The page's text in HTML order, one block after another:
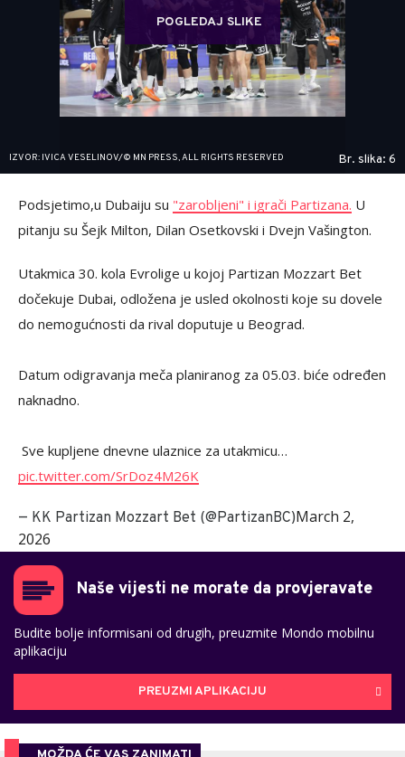
POGLEDAJ SLIKE
IZVOR: IVICA VESELINOV/© MN PRESS, ALL RIGHTS RESERVED Br. slika: 6
Podsjetimo,u Dubaiju su "zarobljeni" i igrači Partizana. U
pitanju su Šejk Milton, Dilan Osetkovski i Dvejn Vašington.
Utakmica 30. kola Evrolige u kojoj Partizan Mozzart Bet
dočekuje Dubai, odložena je usled okolnosti koje su dovele
do nemogućnosti da rival doputuje u Beograd.
Datum odigravanja meča planiranog za 05.03. biće određen
naknadno.
️ Sve kupljene dnevne ulaznice za utakmicu…
pic.twitter.com/SrDoz4M26K
— KK Partizan Mozzart Bet (@PartizanBC)March 2,
2026
Naše vijesti ne morate da provjeravate
Budite bolje informisani od drugih, preuzmite Mondo mobilnu
aplikaciju
PREUZMI APLIKACIJU